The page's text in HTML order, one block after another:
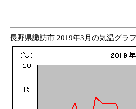
長野県諏訪市 2019年3月の気温グラフ